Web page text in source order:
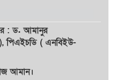
: ড. আমানুর
( এনবিইউ-
আমান।